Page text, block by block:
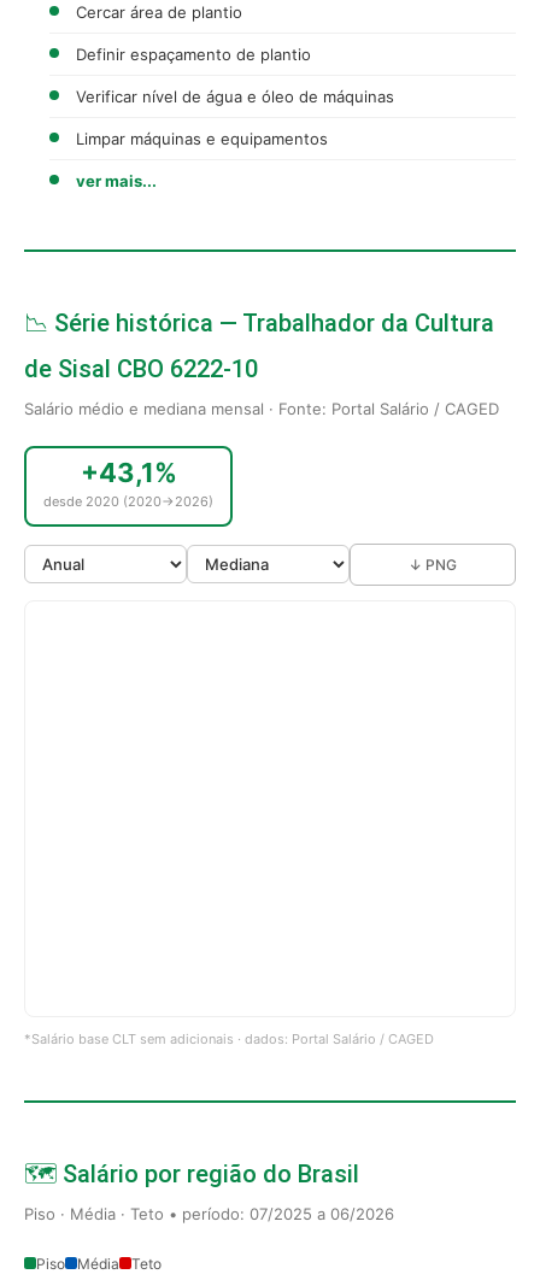
Cercar área de plantio
Definir espaçamento de plantio
Verificar nível de água e óleo de máquinas
Limpar máquinas e equipamentos
ver mais...
📉 Série histórica — Trabalhador da Cultura
de Sisal CBO 6222-10
Salário médio e mediana mensal · Fonte: Portal Salário / CAGED
+43,1%
desde 2020 (2020→2026)
↓ PNG
*Salário base CLT sem adicionais · dados: Portal Salário / CAGED
🗺️ Salário por região do Brasil
Piso · Média · Teto • período: 07/2025 a 06/2026
Piso Média Teto